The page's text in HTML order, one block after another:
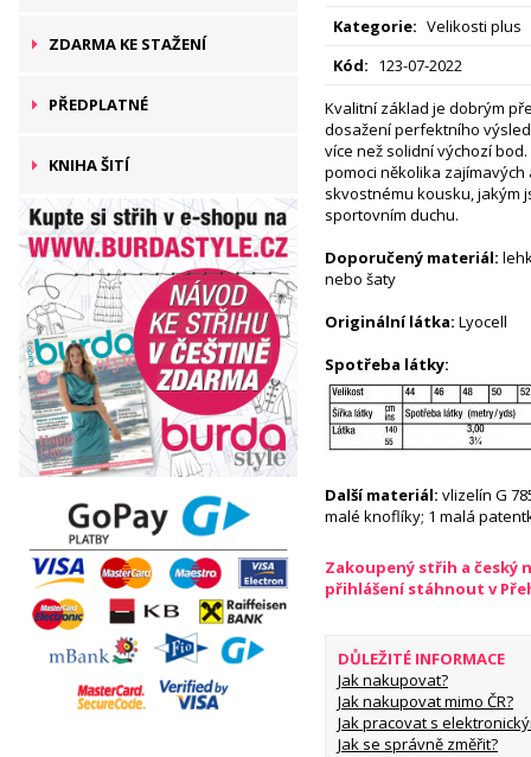
ZDARMA KE STAŽENÍ
PŘEDPLATNÉ
KNIHA ŠITÍ
Kategorie: Velikosti plus
Kód: 123-07-2022
Kvalitní základ je dobrým
dosažení perfektního
více než solidní výchozí
pomoci několika
skvostnému kousku, jakým
sportovním duchu.
Doporučený materiál:
nebo šaty
Originální látka: Lyocell
Spotřeba látky:
Další materiál: vlizelín G
malé knoflíky; 1 malá
Zakoupený střih a český
přihlášení stáhnout v
DŮLEŽITÉ INFORMACE
Jak nakupovat?
Jak nakupovat mimo ČR?
Jak pracovat s
Jak se správně změřit?